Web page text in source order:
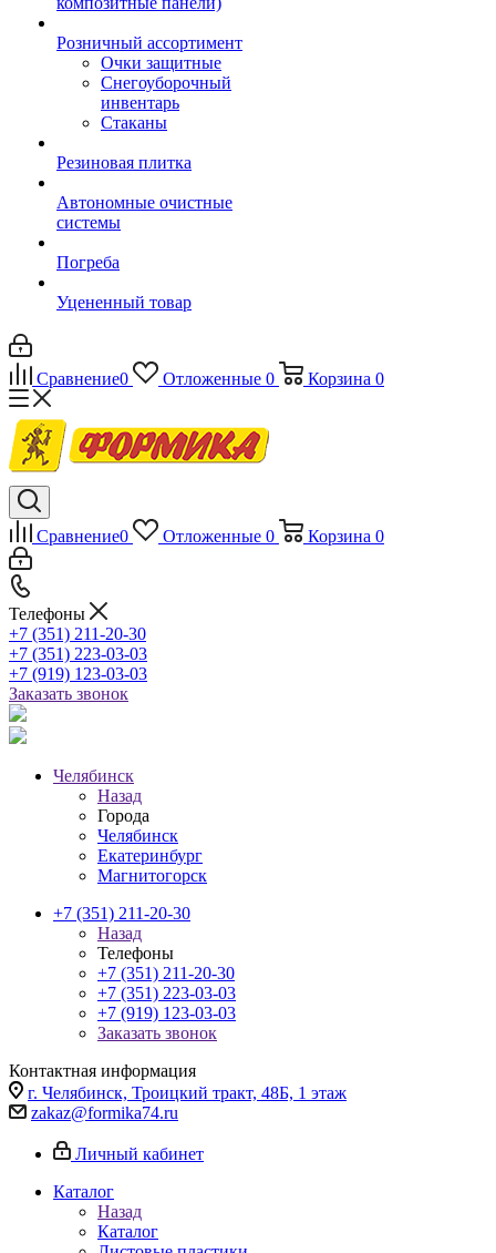
Розничный ассортимент
Очки защитные
Снегоуборочный
инвентарь
Стаканы
Резиновая плитка
Автономные очистные
системы
Погреба
Уцененный товар
Сравнение0 Отложенные 0 Корзина 0
Сравнение0 Отложенные 0 Корзина 0
Телефоны
+7 (351) 211-20-30
+7 (351) 223-03-03
+7 (919) 123-03-03
Заказать звонок
Челябинск
Назад
Города
Челябинск
Екатеринбург
Магнитогорск
+7 (351) 211-20-30
Назад
Телефоны
+7 (351) 211-20-30
+7 (351) 223-03-03
+7 (919) 123-03-03
Заказать звонок
Контактная информация
г. Челябинск, Троицкий тракт, 48Б, 1 этаж
zakaz@formika74.ru
Личный кабинет
Каталог
Назад
Каталог